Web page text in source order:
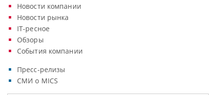
Новости компании
Новости рынка
IT-ресное
Обзоры
События компании
Пресс-релизы
СМИ о MICS